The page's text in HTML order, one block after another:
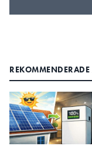
REKOMMENDERADE